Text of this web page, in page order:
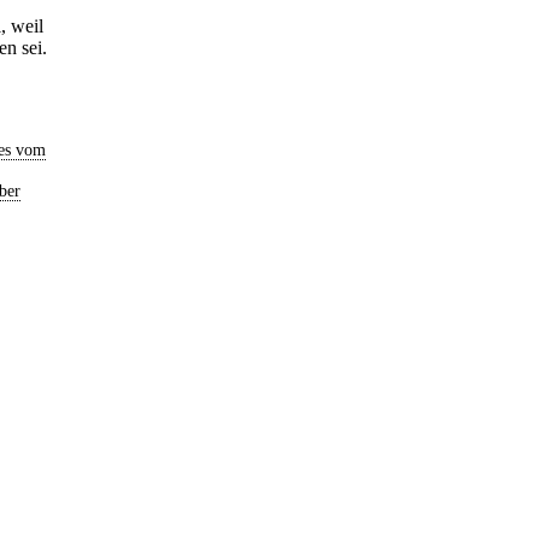
weil
sei.
vom